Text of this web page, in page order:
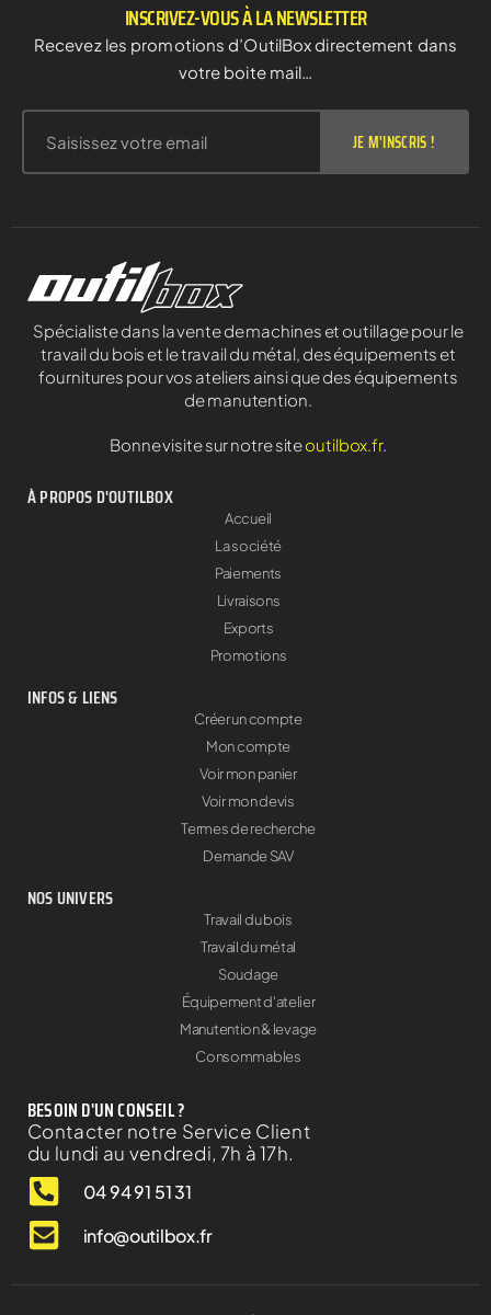
INSCRIVEZ-VOUS À LA NEWSLETTER
Recevez les promotions d’OutilBox directement dans
votre boite mail…
JE M'INSCRIS !
Spécialiste dans la vente de machines et outillage pour le
travail du bois et le travail du métal, des équipements et
fournitures pour vos ateliers ainsi que des équipements
de manutention.
Bonne visite sur notre siteoutilbox.fr.
À PROPOS D'OUTILBOX
Accueil
La société
Paiements
Livraisons
Exports
Promotions
INFOS & LIENS
Créer un compte
Mon compte
Voir mon panier
Voir mon devis
Termes de recherche
Demande SAV
NOS UNIVERS
Travail du bois
Travail du métal
Soudage
Équipement d'atelier
Manutention & levage
Consommables
BESOIN D'UN CONSEIL ?
Contacter notre Service Client
du lundi au vendredi, 7h à 17h.
04 94 91 51 31
info@outilbox.fr